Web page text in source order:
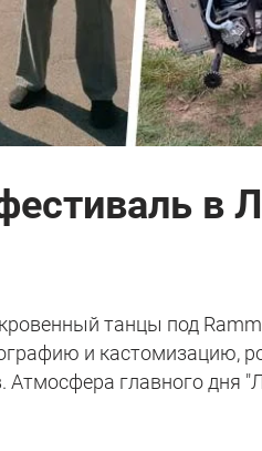
в
танцы под
и кастомизацию,
главного дня